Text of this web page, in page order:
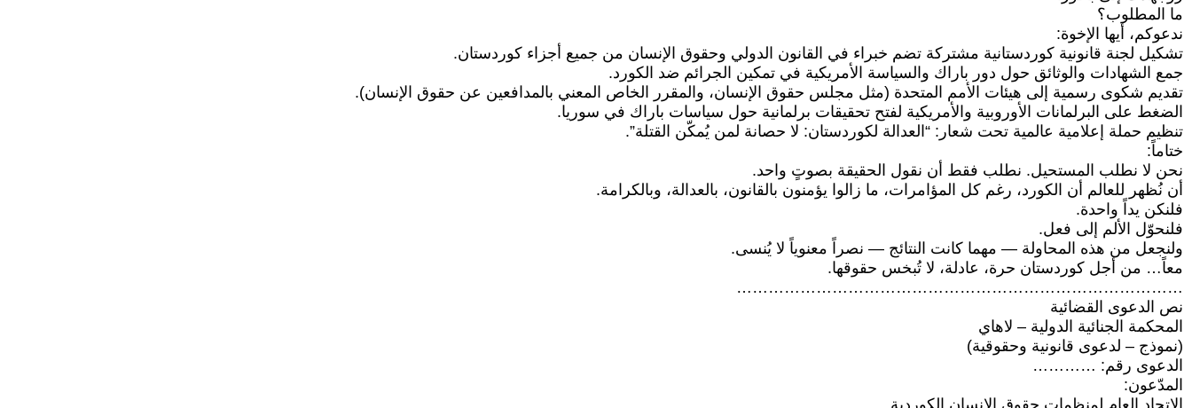
ما المطلوب؟
ندعوكم، أيها الإخوة:
تشكيل لجنة قانونية كوردستانية مشتركة تضم خبراء في القانون الدولي وحقوق الإنسان من جميع أجزاء كوردستان.
جمع الشهادات والوثائق حول دور باراك والسياسة الأمريكية في تمكين الجرائم ضد الكورد.
تقديم شكوى رسمية إلى هيئات الأمم المتحدة (مثل مجلس حقوق الإنسان، والمقرر الخاص المعني بالمدافعين عن حقوق الإنسان).
الضغط على البرلمانات الأوروبية والأمريكية لفتح تحقيقات برلمانية حول سياسات باراك في سوريا.
تنظيم حملة إعلامية عالمية تحت شعار: “العدالة لكوردستان: لا حصانة لمن يُمكّن القتلة”.
ختاماً:
نحن لا نطلب المستحيل. نطلب فقط أن نقول الحقيقة بصوتٍ واحد.
أن نُظهر للعالم أن الكورد، رغم كل المؤامرات، ما زالوا يؤمنون بالقانون، بالعدالة، وبالكرامة.
فلنكن يداً واحدة.
فلنحوّل الألم إلى فعل.
ولنجعل من هذه المحاولة — مهما كانت النتائج — نصراً معنوياً لا يُنسى.
معاً… من أجل كوردستان حرة، عادلة، لا تُبخس حقوقها.
…………………………………………………………………………
نص الدعوى القضائية
المحكمة الجنائية الدولية – لاهاي
(نموذج – لدعوى قانونية وحقوقية)
الدعوى رقم: …………
المدّعون: